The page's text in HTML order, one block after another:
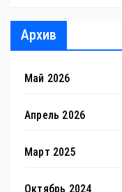
Архив
Май 2026
Апрель 2026
Март 2025
Октябрь 2024